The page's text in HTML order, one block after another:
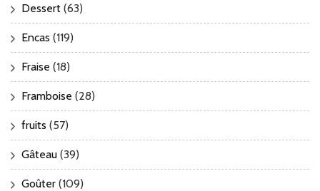
Dessert (63)
Encas (119)
Fraise (18)
Framboise (28)
fruits (57)
Gâteau (39)
Goûter (109)